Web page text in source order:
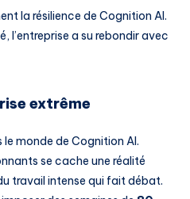
la résilience de Cognition AI.
l’entreprise a su rebondir avec
extrême
le monde de Cognition AI.
se cache une réalité
travail intense qui fait débat.